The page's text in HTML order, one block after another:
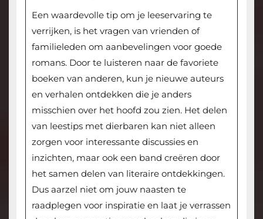
Een waardevolle tip om je leeservaring te
verrijken, is het vragen van vrienden of
familieleden om aanbevelingen voor goede
romans. Door te luisteren naar de favoriete
boeken van anderen, kun je nieuwe auteurs
en verhalen ontdekken die je anders
misschien over het hoofd zou zien. Het delen
van leestips met dierbaren kan niet alleen
zorgen voor interessante discussies en
inzichten, maar ook een band creëren door
het samen delen van literaire ontdekkingen.
Dus aarzel niet om jouw naasten te
raadplegen voor inspiratie en laat je verrassen